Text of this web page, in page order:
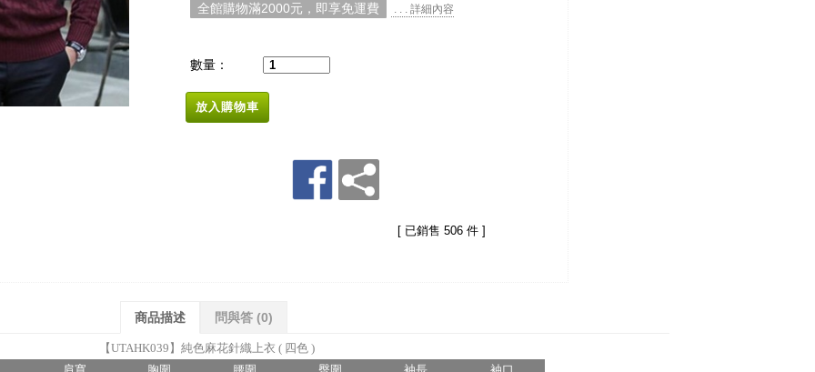
全館購物滿2000元，即享免運費 . . . 詳細內容
數量：
放入購物車
[ 已銷售 506 件 ]
商品描述 問與答 (0)